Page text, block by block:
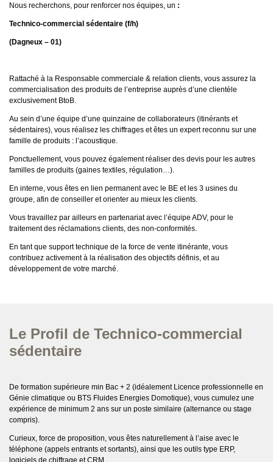
Nous recherchons, pour renforcer nos équipes, un :
Technico-commercial sédentaire (f/h)
(Dagneux – 01)
Rattaché à la Responsable commerciale & relation clients, vous assurez la
commercialisation des produits de l’entreprise auprès d’une clientèle
exclusivement BtoB.
Au sein d’une équipe d’une quinzaine de collaborateurs (itinérants et
sédentaires), vous réalisez les chiffrages et êtes un expert reconnu sur une
famille de produits : l’acoustique.
Ponctuellement, vous pouvez également réaliser des devis pour les autres
familles de produits (gaines textiles, régulation…).
En interne, vous êtes en lien permanent avec le BE et les 3 usines du
groupe, afin de conseiller et orienter au mieux les clients.
Vous travaillez par ailleurs en partenariat avec l’équipe ADV, pour le
traitement des réclamations clients, des non-conformités.
En tant que support technique de la force de vente itinérante, vous
contribuez activement à la réalisation des objectifs définis, et au
développement de votre marché.
Le Profil de Technico-commercial
sédentaire
De formation supérieure min Bac + 2 (idéalement Licence professionnelle en
Génie climatique ou BTS Fluides Energies Domotique), vous cumulez une
expérience de minimum 2 ans sur un poste similaire (alternance ou stage
compris).
Curieux, force de proposition, vous êtes naturellement à l’aise avec le
téléphone (appels entrants et sortants), ainsi que les outils type ERP,
logiciels de chiffrage et CRM.